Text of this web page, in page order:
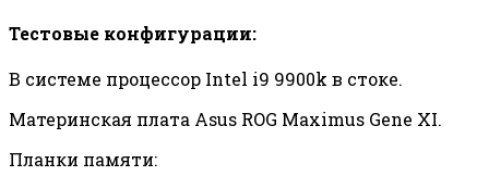
Тестовые конфигурации:
В системе процессор Intel i9 9900k в стоке.
Материнская плата Asus ROG Maximus Gene XI.
Планки памяти: